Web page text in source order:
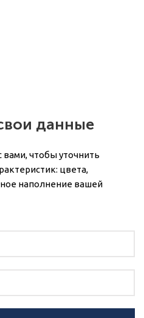
данные
вами, чтобы уточнить
цвета,
наполнение вашей